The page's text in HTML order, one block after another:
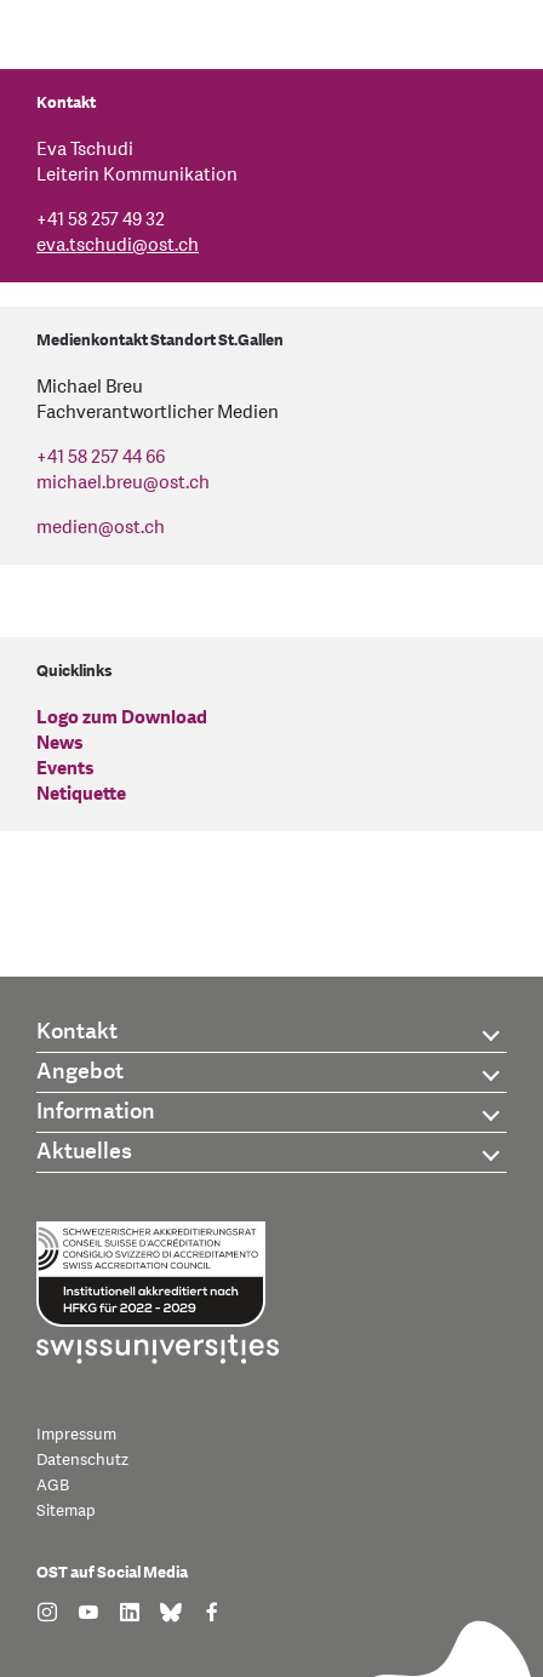
Kontakt
Eva Tschudi
Leiterin Kommunikation
+41 58 257 49 32
eva.tschudi@ost.ch
Medienkontakt Standort St.Gallen
Michael Breu
Fachverantwortlicher Medien
+41 58 257 44 66
michael.breu@ost.ch
medien@ost.ch
Quicklinks
Logo zum Download
News
Events
Netiquette
Kontakt
Angebot
Information
Aktuelles
Impressum
Datenschutz
AGB
Sitemap
OST auf Social Media
find us on: instagram
find us on: youtube
find us on: linkedin
find us on: bluesky
find us on: facebook